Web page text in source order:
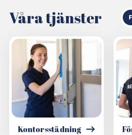
Våra tjänster
Kontorsstädning